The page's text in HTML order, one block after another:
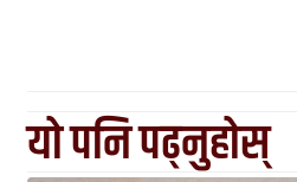
यो पनि पढ्नुहोस्